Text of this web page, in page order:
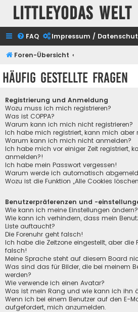
Littleyodas Welt
FAQ Impressum /
Foren-Übersicht
Häufig gestellte Fragen
Registrierung und Anmeldung
Wozu muss ich mich registrieren?
Was ist COPPA?
Warum kann ich mich nicht registrieren?
Ich habe mich registriert, kann mich aber
Warum kann ich mich nicht anmelden?
Ich habe mich vor einiger Zeit registriert,
anmelden?!
Ich habe mein Passwort vergessen!
Warum werde ich automatisch
Wozu ist die Funktion „Alle Cookies
Benutzerpräferenzen und -
Wie kann ich meine Einstellungen ändern?
Wie kann ich verhindern, dass mein
Liste auftaucht?
Die Forenuhr geht falsch!
Ich habe die Zeitzone eingestellt, aber die
falsch!
Meine Sprache steht auf diesem Board
Was sind das für Bilder, die bei meinem
werden?
Wie verwende ich einen Avatar?
Was ist mein Rang und wie kann ich ihn
Wenn ich bei einem Benutzer auf den E-
aufgefordert, mich anzumelden.